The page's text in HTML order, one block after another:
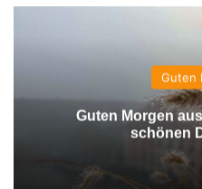
Guten
Guten Morgen
schönen